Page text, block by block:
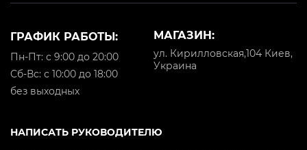
Внутри 4 ядра и 4 потока. Их вполне достаточно
для стандартных офисных программ,
прослушивания музыки, просмотра видео и т.д. Он
маломощный поэтому идеально подходит для
неттопов. Его TDP – 10 Вт, а максимальная тактовая
4 MB.
МАГАЗИН:
ул. Кирилловская,104 Киев,
Украина
ГРАФИК РАБОТЫ:
Пн-Пт: с 9:00 до 20:00
Cб-Вс: с 10:00 до 18:00
без выходных
НАПИСАТЬ РУКОВОДИТЕЛЮ